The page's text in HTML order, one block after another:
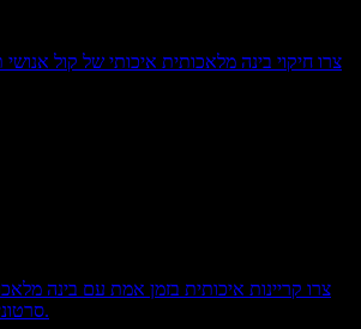
צרו חיקוי בינה מלאכותית איכותי של קול
צרו קריינות איכותית בזמן אמת עם בינה
סרטונים והסברים – בכל סגנון.